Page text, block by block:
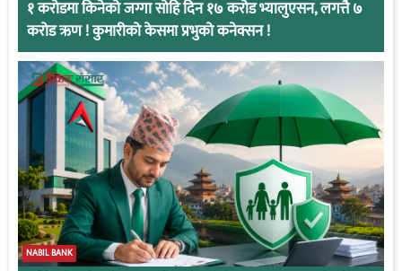
१ करोडमा किनेको जग्गा सोहि दिन १७ करोड भ्यालुएसन, लगत्तै ७
करोड ऋण ! कुमारीको केसमा प्रभुको कनेक्सन !
NABIL BANK